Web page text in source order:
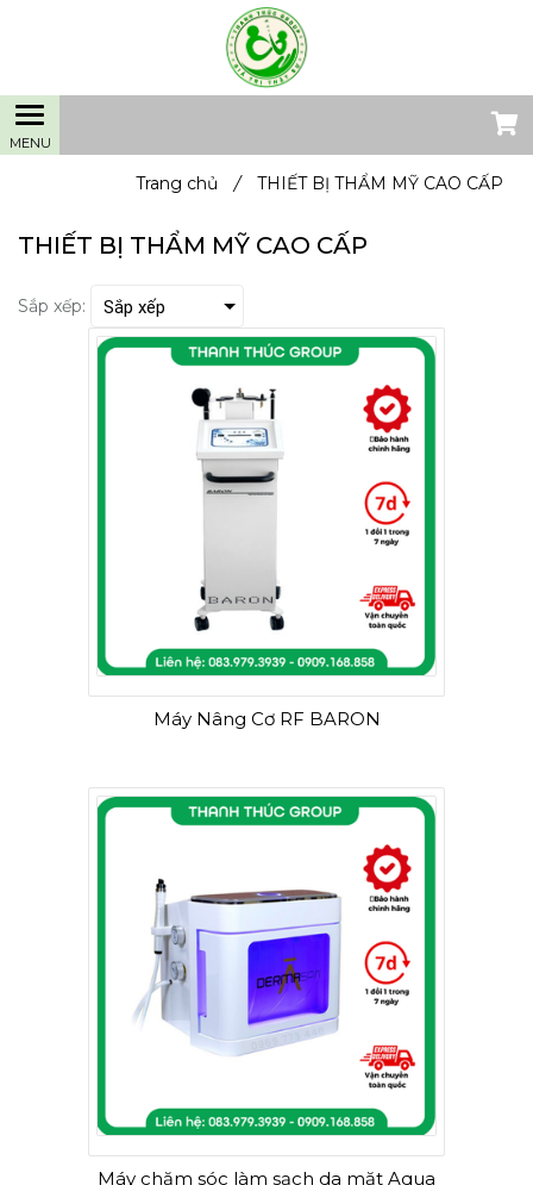
THIẾT BỊ THẨM MỸ CAO CẤP
Sắp xếp:
Máy Nâng Cơ RF BARON
Máy chăm sóc làm sạch da mặt Aqua
Trang chủ / THIẾT BỊ THẨM MỸ CAO CẤP